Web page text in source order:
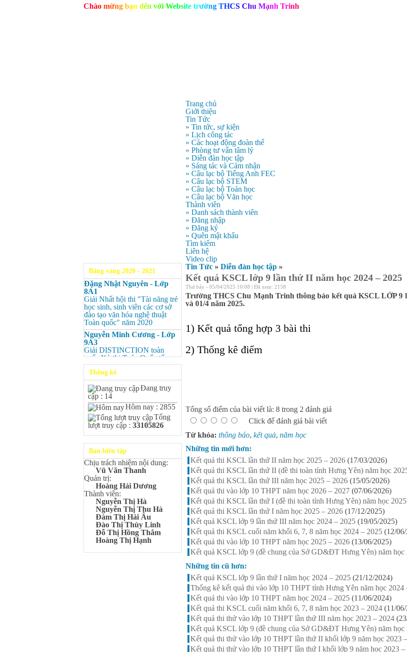
Chào mừng bạn đến với Website trường THCS Chu Mạnh Trinh
Trang chủ
Giới thiệu
Tin Tức
» Tin tức, sự kiện
» Lịch công tác
» Các hoạt động đoàn thể
» Phòng tư vấn tâm lý
» Diễn đàn học tập
» Sáng tác và Cảm nhận
» Câu lạc bộ Tiếng Anh FEC
» Câu lạc bộ STEM
» Câu lạc bộ Toán học
» Câu lạc bộ Văn học
Thành viên
» Danh sách thành viên
» Đăng nhập
» Đăng ký
» Quên mật khẩu
Tìm kiếm
Liên hệ
Video clip
Bảng vàng 2020 - 2021
Đặng Nhật Nguyên - Lớp
8A1
Giải Nhất hội thi "Tài năng trẻ
học sinh, sinh viên các cơ sở
đào tạo văn hóa nghệ thuật
Toàn quốc" năm 2020
Nguyễn Minh Cương - Lớp
9A3
Giải DISTINCTION toàn
quốc Kỳ thi Toán Quốc tế
Kangaroo – IKMC 2020
Nguyễn Minh Cương - Lớp
9A3
Giải Ba kỳ thi chọn HSG cấp
tỉnh môn Toán.
Bùi Quang Minh - Lớp 9A3
Giải DISTINCTION Toàn
quốc Kỳ thi Toán Quốc tế
Kangaroo – IKMC 2020
Bùi Quang Minh - Lớp 9A3
Giải Ba kỳ thi chọn HSG cấp
tỉnh môn Toán.
Đinh Anh Thư - Lớp 9A3
Giải Nhì kỳ thi chọn HSG cấp
tỉnh môn Sinh học.
Chu Quang Lượng - Lớp
9A3
Giải Ba kỳ thi chọn HSG cấp
tỉnh môn Toán.
Lê Minh Chiến- Lớp 9A3
Giải Ba kỳ thi chọn HSG cấp
tỉnh môn Sinh học.
Thống kê
Đang truy
cập : 14
Hôm nay : 2855
Tổng
lượt truy cập : 33105826
Ban biên tập
Chịu trách nhiệm nội dung:
Vũ Văn Thanh
Quản trị:
Hoàng Hải Dương
Thành viên:
Nguyễn Thị Hà
Nguyễn Thị Thu Hà
Đàm Thị Hải Âu
Đào Thị Thùy Linh
Đỗ Thị Hồng Thắm
Hoàng Thị Hạnh
Tin Tức » Diễn đàn học tập »
Kết quả KSCL lớp 9 lần thứ II năm học 2024 – 2025
Thứ bảy - 05/04/2025 10:08 | Đã xem: 2158
Trường THCS Chu Mạnh Trinh thông báo kết quả KSCL LỚP 9
và 01/4 năm 2025.
1) Kết quả tổng hợp 3 bài thi
2) Thống kê điểm
Tổng số điểm của bài viết là: 8 trong 2 đánh giá
Click để đánh giá bài viết
Từ khóa: thông báo, kết quả, năm học
Những tin mới hơn:
Kết quả thi KSCL lần thứ II năm học 2025 – 2026 (17/03/2026)
Kết quả thi KSCL lần thứ II (đề thi toàn tỉnh Hưng Yên) năm học
Kết quả thi KSCL lần thứ III năm học 2025 – 2026 (15/05/2026)
Kết quả thi vào lớp 10 THPT năm học 2026 – 2027 (07/06/2026)
Kết quả thi KSCL lần thứ I (đề thi toàn tỉnh Hưng Yên) năm học
Kết quả thi KSCL lần thứ I năm học 2025 – 2026 (17/12/2025)
Kết quả KSCL lớp 9 lần thứ III năm học 2024 – 2025 (19/05/2025)
Kết quả thi KSCL cuối năm khối 6, 7, 8 năm học 2024 – 2025 (12/
Kết quả thi vào lớp 10 THPT năm học 2025 – 2026 (13/06/2025)
Kết quả KSCL lớp 9 (đề chung của Sở GD&ĐT Hưng Yên) năm học
Những tin cũ hơn:
Kết quả KSCL lớp 9 lần thứ I năm học 2024 – 2025 (21/12/2024)
Thống kê kết quả thi vào lớp 10 THPT tỉnh Hưng Yên năm học 2024
Kết quả thi vào lớp 10 THPT năm học 2024 – 2025 (11/06/2024)
Kết quả thi KSCL cuối năm khối 6, 7, 8 năm học 2023 – 2024 (11/
Kết quả thi thử vào lớp 10 THPT lần thứ III năm học 2023 – 2024
Kết quả KSCL lớp 9 (đề chung của Sở GD&ĐT Hưng Yên) năm học
Kết quả thi thử vào lớp 10 THPT lần thứ II khối lớp 9 năm học 2023
Kết quả thi thử vào lớp 10 THPT lần thứ I khối lớp 9 năm học 2023 –